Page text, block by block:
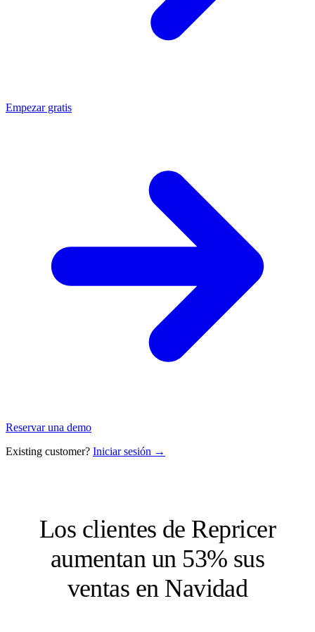
Empezar gratis
Reservar una demo
Existing customer? Iniciar sesión →
Los clientes de Repricer
aumentan un 53% sus
ventas en Navidad